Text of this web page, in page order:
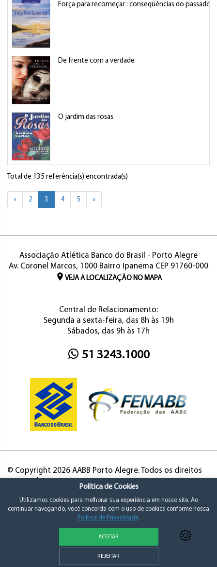
Força para recomeçar : conseqüências do passado
De frente com a verdade
O jardim das rosas
Total de 135 referência(s) encontrada(s)
« 2 3 4 5 »
Associação Atlética Banco do Brasil - Porto Alegre
Av. Coronel Marcos, 1000 Bairro Ipanema CEP 91760-000
VEJA A LOCALIZAÇÃO NO MAPA
Central de Relacionamento:
Segunda a sexta-feira, das 8h às 19h
Sábados, das 9h às 17h
51 3243.1000
© Copyright 2026 AABB Porto Alegre. Todos os direitos
Política de Privacidade e Consentimento
Política de Cookies
Utilizamos cookies para melhorar sua experiência em nosso site. Ao
continuar navegando, você concorda com o uso de cookies conforme nossa
Política de Privacidade.
ACEITAR
REJEITAR